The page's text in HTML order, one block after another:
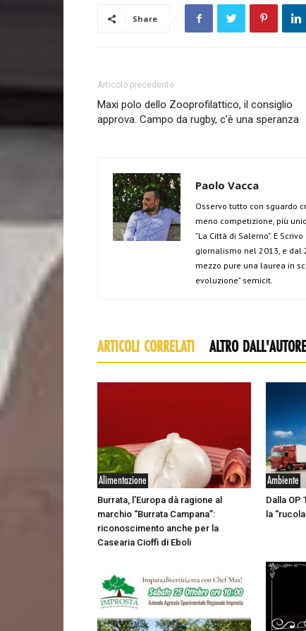
Share
Articolo precedente
Maxi polo dello Zooprofilattico, il consiglio
approva. Campo da rugby, c’è una speranza
Paolo Vacca
Osservo tutto con sguardo
meno competizione, più
"La Città di Salerno". E
giornalismo nel 2013, e dal
mezzo pure una laurea in
evoluzione" semicit.
ARTICOLI CORRELATI ALTRO DALL'AUTORE
Alimentazione
Burrata, l’Europa dà ragione al
marchio “Burrata Campana”:
riconoscimento anche per la
Casearia Cioffi di Eboli
Ambiente
Dalla
la